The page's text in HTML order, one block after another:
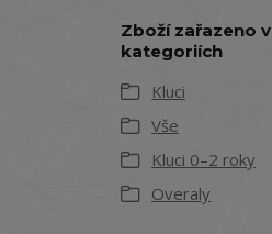
Zboží zařazeno v
kategoriích
Kluci
Vše
Kluci 0–2 roky
Overaly